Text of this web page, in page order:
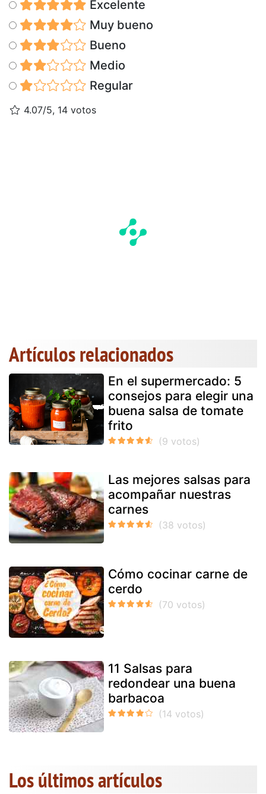
Excelente
Muy bueno
Bueno
Medio
Regular
4.07/5, 14 votos
Artículos relacionados
En el supermercado: 5
consejos para elegir una
buena salsa de tomate
frito
Las mejores salsas para
acompañar nuestras
carnes
Cómo cocinar carne de
cerdo
11 Salsas para
redondear una buena
barbacoa
Los últimos artículos